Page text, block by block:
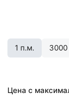
1 п.м.
Цена с